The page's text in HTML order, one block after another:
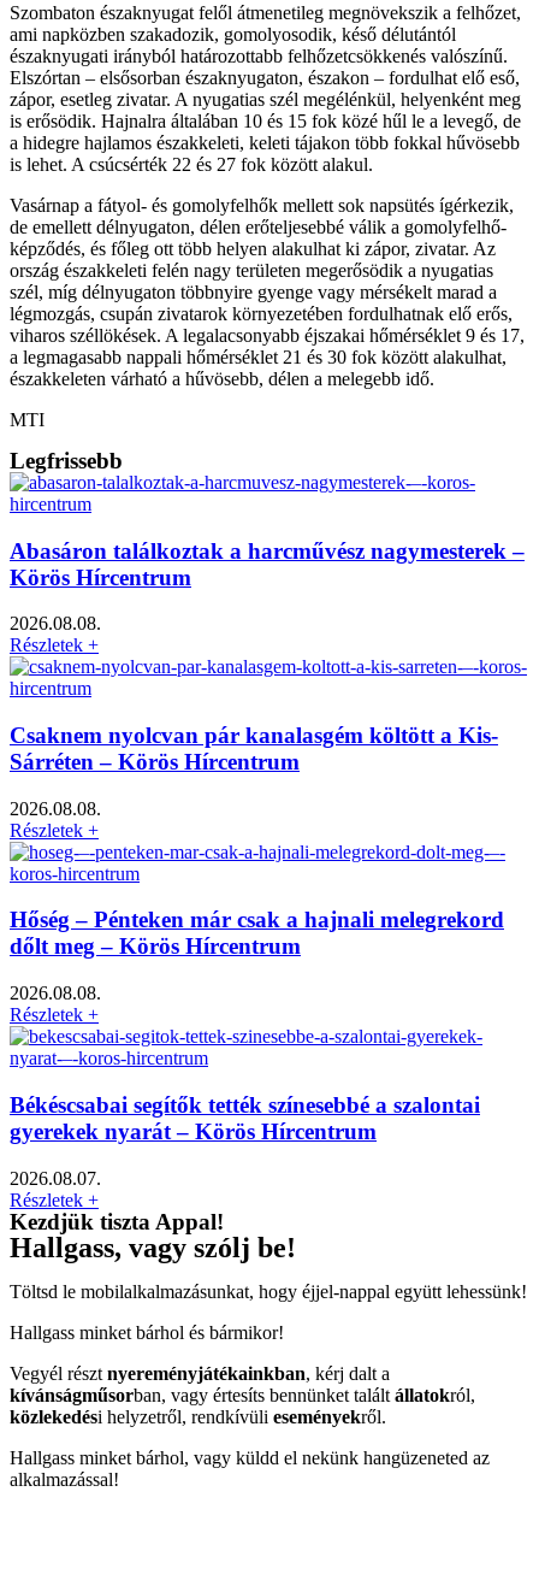
Szombaton északnyugat felől átmenetileg megnövekszik a felhőzet,
ami napközben szakadozik, gomolyosodik, késő délutántól
északnyugati irányból határozottabb felhőzetcsökkenés valószínű.
Elszórtan – elsősorban északnyugaton, északon – fordulhat elő eső,
zápor, esetleg zivatar. A nyugatias szél megélénkül, helyenként meg
is erősödik. Hajnalra általában 10 és 15 fok közé hűl le a levegő, de
a hidegre hajlamos északkeleti, keleti tájakon több fokkal hűvösebb
is lehet. A csúcsérték 22 és 27 fok között alakul.
Vasárnap a fátyol- és gomolyfelhők mellett sok napsütés ígérkezik,
de emellett délnyugaton, délen erőteljesebbé válik a gomolyfelhő-
képződés, és főleg ott több helyen alakulhat ki zápor, zivatar. Az
ország északkeleti felén nagy területen megerősödik a nyugatias
szél, míg délnyugaton többnyire gyenge vagy mérsékelt marad a
légmozgás, csupán zivatarok környezetében fordulhatnak elő erős,
viharos széllökések. A legalacsonyabb éjszakai hőmérséklet 9 és 17,
a legmagasabb nappali hőmérséklet 21 és 30 fok között alakulhat,
északkeleten várható a hűvösebb, délen a melegebb idő.
MTI
Legfrissebb
Abasáron találkoztak a harcművész nagymesterek –
Körös Hírcentrum
2026.08.08.
Részletek +
Csaknem nyolcvan pár kanalasgém költött a Kis-
Sárréten – Körös Hírcentrum
2026.08.08.
Részletek +
Hőség – Pénteken már csak a hajnali melegrekord
dőlt meg – Körös Hírcentrum
2026.08.08.
Részletek +
Békéscsabai segítők tették színesebbé a szalontai
gyerekek nyarát – Körös Hírcentrum
2026.08.07.
Részletek +
Kezdjük tiszta Appal!
Hallgass, vagy szólj be!
Töltsd le mobilalkalmazásunkat, hogy éjjel-nappal együtt lehessünk!
Hallgass minket bárhol és bármikor!
Vegyél részt nyereményjátékainkban, kérj dalt a
kívánságműsorban, vagy értesíts bennünket talált állatokról,
közlekedési helyzetről, rendkívüli eseményekről.
Hallgass minket bárhol, vagy küldd el nekünk hangüzeneted az
alkalmazással!